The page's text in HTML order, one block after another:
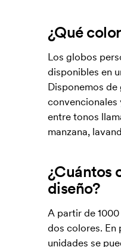
¿Qué
Los globos
disponibles en
Disponemos
convencionales
entre tonos
manzana,
¿Cuántos
diseño?
A partir de
dos colores.
unidades se